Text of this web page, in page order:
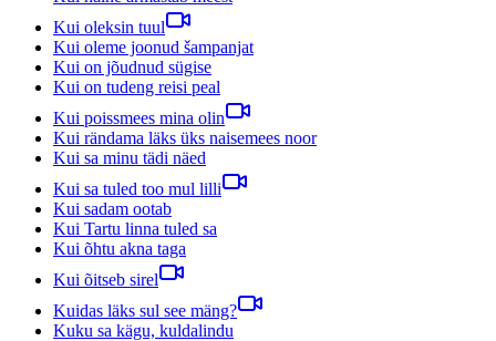
Kui oleksin tuul
Kui oleme joonud šampanjat
Kui on jõudnud sügise
Kui on tudeng reisi peal
Kui poissmees mina olin
Kui rändama läks üks naisemees noor
Kui sa minu tädi näed
Kui sa tuled too mul lilli
Kui sadam ootab
Kui Tartu linna tuled sa
Kui õhtu akna taga
Kui õitseb sirel
Kuidas läks sul see mäng?
Kuku sa kägu, kuldalindu